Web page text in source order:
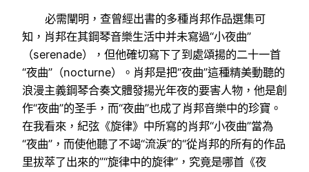
必需闡明，查曾經出書的多種肖邦作品選集可
知，肖邦在其鋼琴音樂生活中并未寫過“小夜曲”
（serenade），但他確切寫下了到處頌揚的二十一首
“夜曲”（nocturne）。肖邦是把“夜曲”這種精美動聽的
浪漫主義鋼琴合奏文體發揚光年夜的要害人物，他是創
作“夜曲”的圣手，而“夜曲”也成了肖邦音樂中的珍寶。
在我看來，紀弦《旋律》中所寫的肖邦“小夜曲”當為
“夜曲”，而使他聽了不竭“流淚”的“從肖邦的所有的作品
里拔萃了出來的”“旋律中的旋律”，究竟是哪首《夜